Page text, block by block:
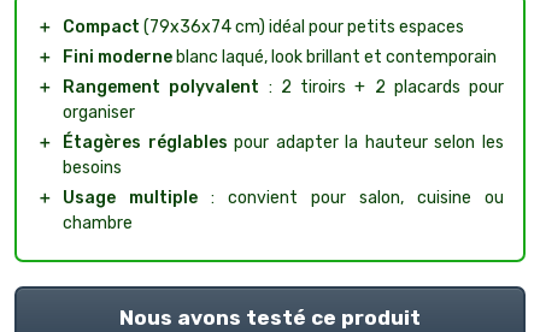
＋ Compact (79x36x74 cm) idéal pour petits espaces
＋
Fini moderne blanc laqué, look brillant et contemporain
＋
Rangement polyvalent : 2 tiroirs + 2 placards pour
organiser
＋
Étagères réglables pour adapter la hauteur selon les
besoins
＋
Usage multiple : convient pour salon, cuisine ou
chambre
Nous avons testé ce produit